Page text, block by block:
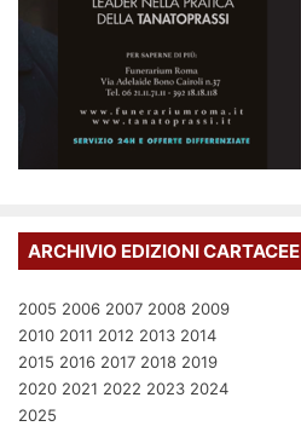
ARCHIVIO EDIZIONI CARTACEE
2005 2006 2007 2008 2009
2010 2011 2012 2013 2014
2015 2016 2017 2018 2019
2020 2021 2022 2023 2024
2025